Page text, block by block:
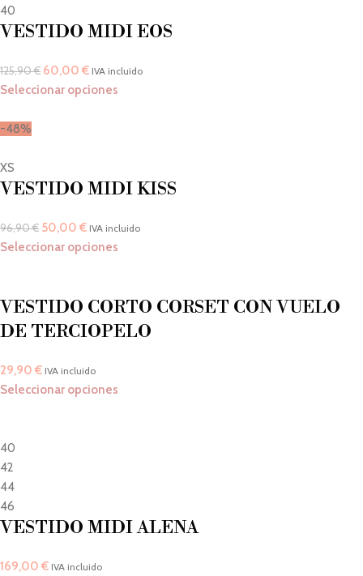
40
VESTIDO MIDI EOS
125,90€ 60,00 € IVA incluido
Seleccionar opciones
-48%
XS
VESTIDO MIDI KISS
96,90€ 50,00 € IVA incluido
Seleccionar opciones
VESTIDO CORTO CORSET CON VUELO
DE TERCIOPELO
29,90 € IVA incluido
Seleccionar opciones
40
42
44
46
VESTIDO MIDI ALENA
169,00 € IVA incluido